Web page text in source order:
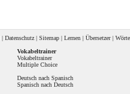
| Datenschutz | Sitemap | Lernen | Übersetzer|
Vokabeltrainer
Vokabeltrainer
Multiple Choice
Deutsch nach Spanisch
Spanisch nach Deutsch